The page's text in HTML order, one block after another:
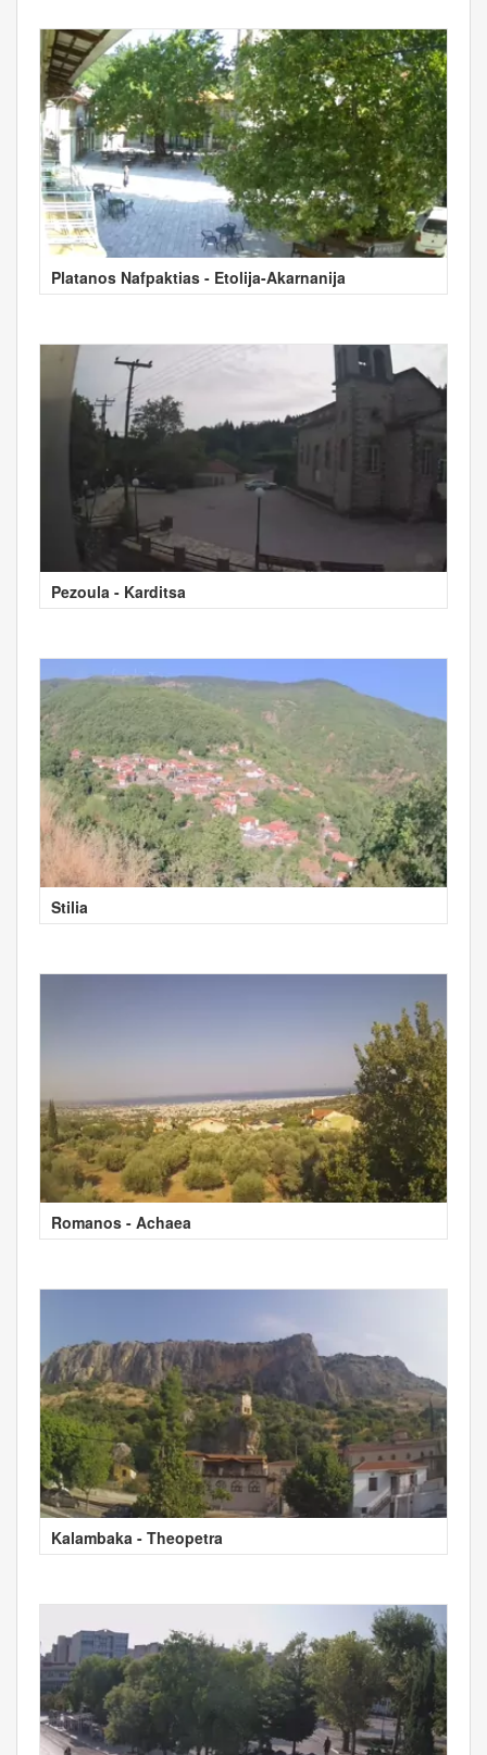
Platanos Nafpaktias - Etolija-Akarnanija
Pezoula - Karditsa
Stilia
Romanos - Achaea
Kalambaka - Theopetra